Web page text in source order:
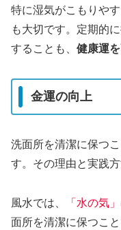
特に湿気がこもりやす
も大切です。定期的
することも、 健康運
金運の向上
洗面所を清潔に保つ
す。その理由と実践方
風水では、 「水の気」
面所を清潔に保つこ